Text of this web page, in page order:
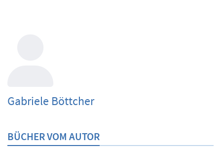
Gabriele Böttcher
BÜCHER VOM AUTOR